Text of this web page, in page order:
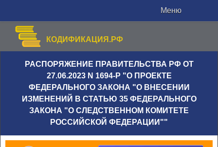
Меню
КОДИФИКАЦИЯ.РФ
РАСПОРЯЖЕНИЕ ПРАВИТЕЛЬСТВА РФ ОТ
27.06.2023 N 1694-Р "О ПРОЕКТЕ
ФЕДЕРАЛЬНОГО ЗАКОНА "О ВНЕСЕНИИ
ИЗМЕНЕНИЙ В СТАТЬЮ 35 ФЕДЕРАЛЬНОГО
ЗАКОНА "О СЛЕДСТВЕННОМ КОМИТЕТЕ
РОССИЙСКОЙ ФЕДЕРАЦИИ""